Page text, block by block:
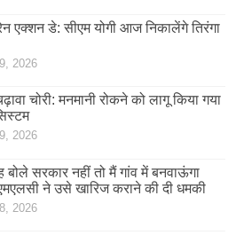
एक्शन डे: सीएम योगी आज निकालेंगे तिरंगा
2026
चोरी: मनमानी रोकने को लागू किया गया
2026
बोले सरकार नहीं तो मैं गांव में बनवाऊंगा
ने उसे खारिज कराने की दी धमकी
2026